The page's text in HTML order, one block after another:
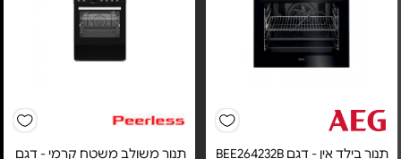
תנור בילד אין - דגם BEE264232B
תנור משולב משטח קרמי - דגם